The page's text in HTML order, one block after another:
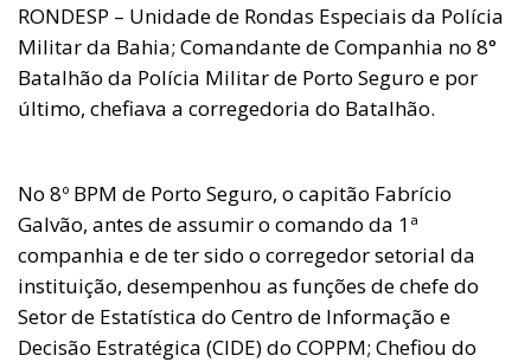
RONDESP – Unidade de Rondas Especiais da Polícia
Militar da Bahia; Comandante de Companhia no 8°
Batalhão da Polícia Militar de Porto Seguro e por
último, chefiava a corregedoria do Batalhão.
No 8º BPM de Porto Seguro, o capitão Fabrício
Galvão, antes de assumir o comando da 1ª
companhia e de ter sido o corregedor setorial da
instituição, desempenhou as funções de chefe do
Setor de Estatística do Centro de Informação e
Decisão Estratégica (CIDE) do COPPM; Chefiou do